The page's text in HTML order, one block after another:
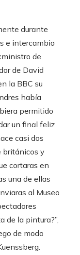
durante
e intercambio
de
de David
la BBC su
había
permitido
un final feliz
casi dos
británicos y
cortaras en
una de ellas
al Museo
de la pintura?”,
de modo